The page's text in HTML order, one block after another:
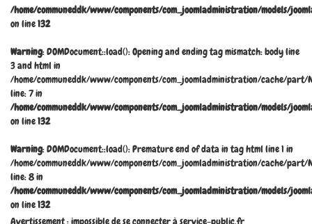
/home/communeddk/www/components/com_joomladministration/models/
on line132
Warning: DOMDocument::load(): Opening and ending tag mismatch: body line
3 and html in
/home/communeddk/www/components/com_joomladministration/cache/part/
line: 7 in
/home/communeddk/www/components/com_joomladministration/models/
on line132
Warning: DOMDocument::load(): Premature end of data in tag html line 1 in
/home/communeddk/www/components/com_joomladministration/cache/part/
line: 8 in
/home/communeddk/www/components/com_joomladministration/models/
on line132